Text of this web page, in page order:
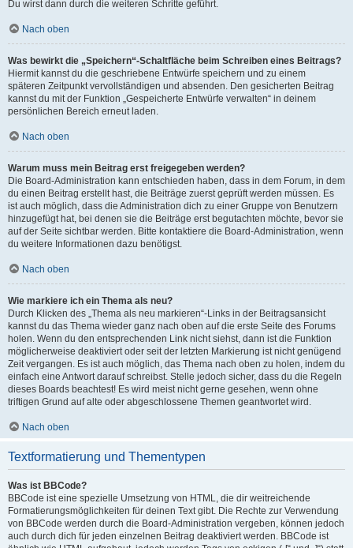
Du wirst dann durch die weiteren Schritte geführt.
Nach oben
Was bewirkt die „Speichern“-Schaltfläche beim Schreiben eines Beitrags?
Hiermit kannst du die geschriebene Entwürfe speichern und zu einem
späteren Zeitpunkt vervollständigen und absenden. Den gesicherten Beitrag
kannst du mit der Funktion „Gespeicherte Entwürfe verwalten“ in deinem
persönlichen Bereich erneut laden.
Nach oben
Warum muss mein Beitrag erst freigegeben werden?
Die Board-Administration kann entschieden haben, dass in dem Forum, in dem
du einen Beitrag erstellt hast, die Beiträge zuerst geprüft werden müssen. Es
ist auch möglich, dass die Administration dich zu einer Gruppe von Benutzern
hinzugefügt hat, bei denen sie die Beiträge erst begutachten möchte, bevor sie
auf der Seite sichtbar werden. Bitte kontaktiere die Board-Administration, wenn
du weitere Informationen dazu benötigst.
Nach oben
Wie markiere ich ein Thema als neu?
Durch Klicken des „Thema als neu markieren“-Links in der Beitragsansicht
kannst du das Thema wieder ganz nach oben auf die erste Seite des Forums
holen. Wenn du den entsprechenden Link nicht siehst, dann ist die Funktion
möglicherweise deaktiviert oder seit der letzten Markierung ist nicht genügend
Zeit vergangen. Es ist auch möglich, das Thema nach oben zu holen, indem du
einfach eine Antwort darauf schreibst. Stelle jedoch sicher, dass du die Regeln
dieses Boards beachtest! Es wird meist nicht gerne gesehen, wenn ohne
triftigen Grund auf alte oder abgeschlossene Themen geantwortet wird.
Nach oben
Textformatierung und Thementypen
Was ist BBCode?
BBCode ist eine spezielle Umsetzung von HTML, die dir weitreichende
Formatierungsmöglichkeiten für deinen Text gibt. Die Rechte zur Verwendung
von BBCode werden durch die Board-Administration vergeben, können jedoch
auch durch dich für jeden einzelnen Beitrag deaktiviert werden. BBCode ist